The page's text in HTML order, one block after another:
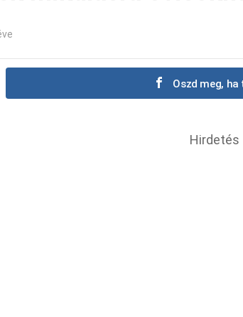
Oszd meg,
Hirdetés